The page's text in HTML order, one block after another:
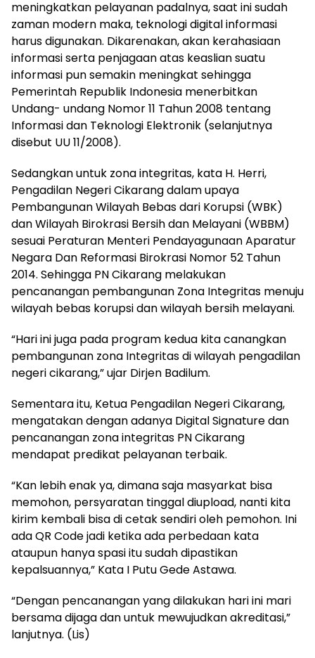
meningkatkan pelayanan padalnya, saat ini sudah
zaman modern maka, teknologi digital informasi
harus digunakan. Dikarenakan, akan kerahasiaan
informasi serta penjagaan atas keaslian suatu
informasi pun semakin meningkat sehingga
Pemerintah Republik Indonesia menerbitkan
Undang- undang Nomor 11 Tahun 2008 tentang
Informasi dan Teknologi Elektronik (selanjutnya
disebut UU 11/2008).
Sedangkan untuk zona integritas, kata H. Herri,
Pengadilan Negeri Cikarang dalam upaya
Pembangunan Wilayah Bebas dari Korupsi (WBK)
dan Wilayah Birokrasi Bersih dan Melayani (WBBM)
sesuai Peraturan Menteri Pendayagunaan Aparatur
Negara Dan Reformasi Birokrasi Nomor 52 Tahun
2014. Sehingga PN Cikarang melakukan
pencanangan pembangunan Zona Integritas menuju
wilayah bebas korupsi dan wilayah bersih melayani.
“Hari ini juga pada program kedua kita canangkan
pembangunan zona Integritas di wilayah pengadilan
negeri cikarang,” ujar Dirjen Badilum.
Sementara itu, Ketua Pengadilan Negeri Cikarang,
mengatakan dengan adanya Digital Signature dan
pencanangan zona integritas PN Cikarang
mendapat predikat pelayanan terbaik.
“Kan lebih enak ya, dimana saja masyarkat bisa
memohon, persyaratan tinggal diupload, nanti kita
kirim kembali bisa di cetak sendiri oleh pemohon. Ini
ada QR Code jadi ketika ada perbedaan kata
ataupun hanya spasi itu sudah dipastikan
kepalsuannya,” Kata I Putu Gede Astawa.
“Dengan pencanangan yang dilakukan hari ini mari
bersama dijaga dan untuk mewujudkan akreditasi,”
lanjutnya. (Lis)